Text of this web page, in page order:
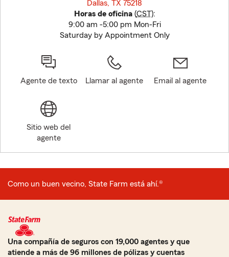
Dallas, TX 75218
Horas de oficina(CST):
9:00 am -5:00 pm Mon-Fri
Saturday by Appointment Only
Agente de texto Llamar al agente Email al agente
Sitio web del
agente
Como un buen vecino, State Farm está ahí.®
Una compañía de seguros con 19,000 agentes y que
atiende a más de 96 millones de pólizas y cuentas